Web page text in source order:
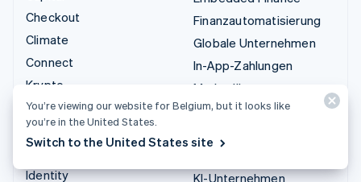
Checkout
Climate
Connect
Krypto
Data Pipeline
Elements
Financial Connections
Identity
Finanzautomatisierung
Globale Unternehmen
In-App-Zahlungen
Marktplätze
Geldmanagement
KI-Unternehmen
You’re viewing our website for Belgium, but it looks like
you’re in the United States.
Switch to the United States site